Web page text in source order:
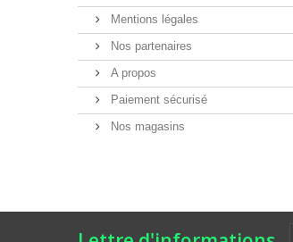
Mentions légales
Nos partenaires
A propos
Paiement sécurisé
Nos magasins